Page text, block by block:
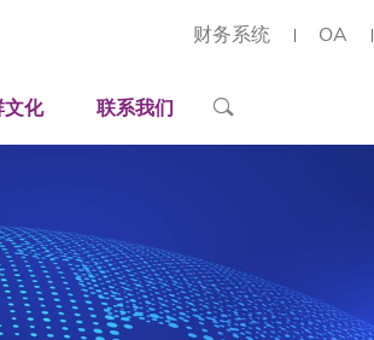
财务系统 OA
究重点实验室
究中心
化 联系我们
岗位总览
科研类职位
工程类职位
联系方式